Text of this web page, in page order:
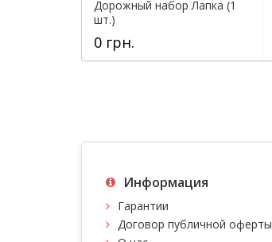
Дорожный набор Лапка (1
шт.)
0 грн.
Информация
Гарантии
Договор публичной оферты